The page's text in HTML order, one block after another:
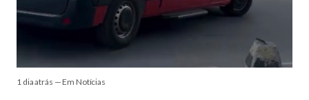
1 dia atrás — Em Notícias